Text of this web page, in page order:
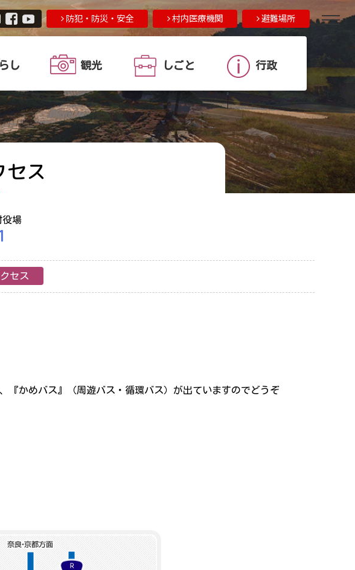
し 観光 しごと 行政
避難場所
村内医療機関
防犯・防災・安全
セス
役場
セス
『かめバス』（周遊バス・循環バス）が出ていますのでどうぞ